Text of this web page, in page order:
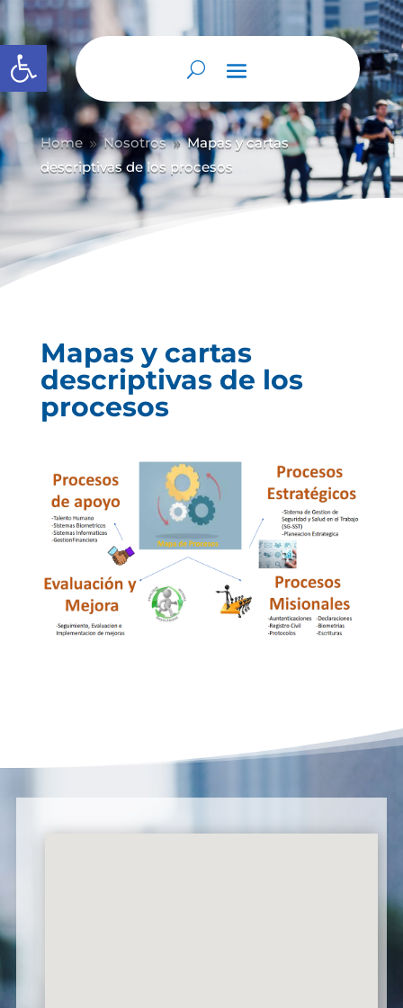
Abrir barra de herramientas
Home 9 Nosotros 9 Mapas y cartas
descriptivas de los procesos
Mapas y cartas
descriptivas de los
procesos